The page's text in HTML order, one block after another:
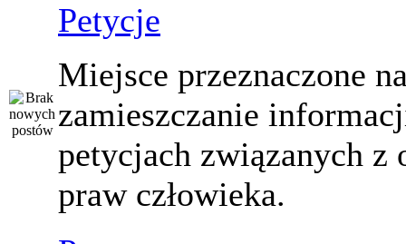
Petycje
Miejsce przeznaczone
zamieszczanie
petycjach związanych z
praw człowieka.